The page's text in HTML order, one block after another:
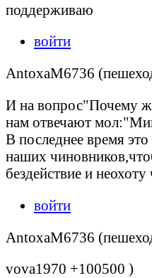
поддерживаю
войти
AntoxaM6736
И на вопрос"Почему
нам отвечают
В последнее время
наших
бездействие и
войти
AntoxaM6736
vova1970 +100500 )